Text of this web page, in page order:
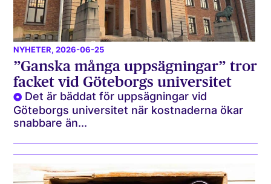
NYHETER, 2026-06-25
”Ganska många uppsägningar” tror
facket vid Göteborgs universitet
Det är bäddat för uppsägningar vid
Göteborgs universitet när kostnaderna ökar
snabbare än...